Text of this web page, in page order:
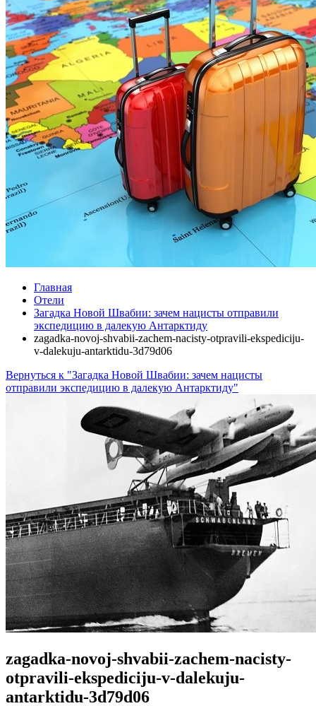
Главная
Отели
Загадка Новой Швабии: зачем нацисты отправили
экспедицию в далекую Антарктиду
zagadka-novoj-shvabii-zachem-nacisty-otpravili-ekspediciju-
v-dalekuju-antarktidu-3d79d06
Вернуться к "Загадка Новой Швабии: зачем нацисты
отправили экспедицию в далекую Антарктиду"
zagadka-novoj-shvabii-zachem-nacisty-
otpravili-ekspediciju-v-dalekuju-
antarktidu-3d79d06